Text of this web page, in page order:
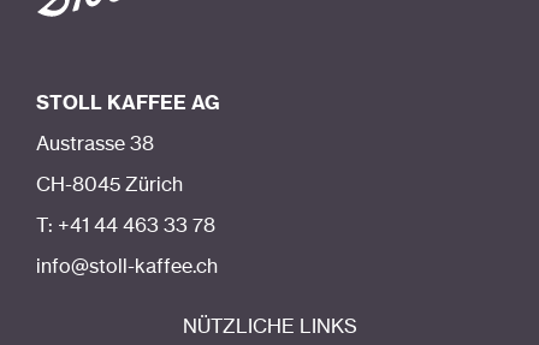
STOLL KAFFEE AG
Austrasse 38
CH-8045 Zürich
T: +41 44 463 33 78
info@stoll-kaffee.ch
NÜTZLICHE LINKS